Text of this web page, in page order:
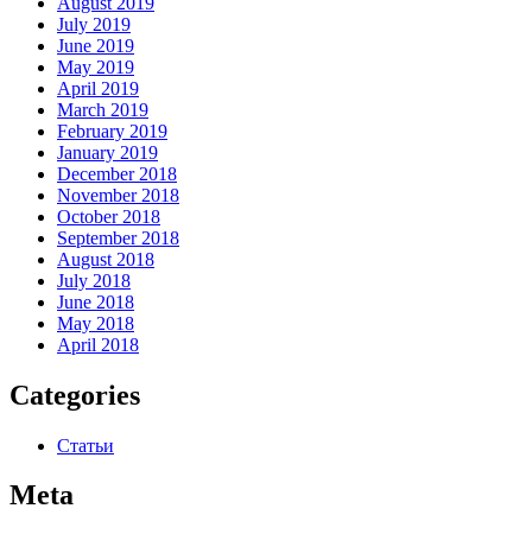
July 2019
June 2019
May 2019
April 2019
March 2019
February 2019
January 2019
December 2018
November 2018
October 2018
September 2018
August 2018
July 2018
June 2018
May 2018
April 2018
Categories
Статьи
Meta